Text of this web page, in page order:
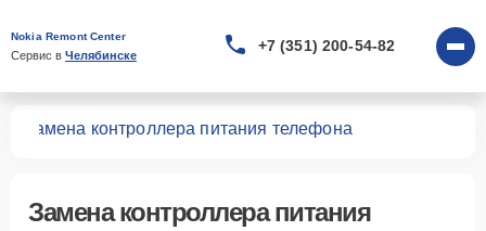
Nokia Remont Center
Сервис в Челябинске
+7 (351) 200-54-82
Замена контроллера питания телефона
Замена контроллера питания